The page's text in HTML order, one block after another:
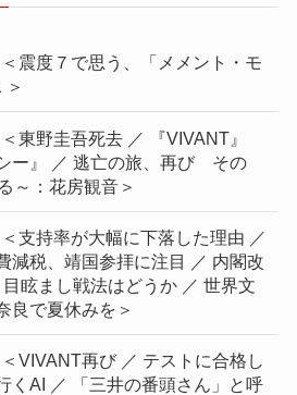
震度７で思う、「メメント・モ
東野圭吾死去 ／ 『VIVANT』
ー』 ／ 逃亡の旅、再び その
～：花房観音＞
支持率が大幅に下落した理由 ／
減税、靖国参拝に注目 ／ 内閣改
眩まし戦法はどうか ／ 世界文
良で夏休みを＞
VIVANT再び ／ テストに合格し
くAI ／ 「三井の番頭さん」と呼